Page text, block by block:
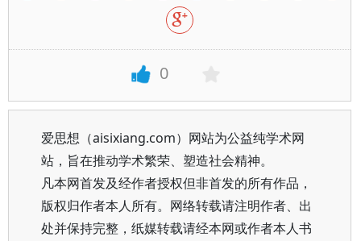
0
爱思想（aisixiang.com）网站为公益纯学术网
站，旨在推动学术繁荣、塑造社会精神。
凡本网首发及经作者授权但非首发的所有作品，
版权归作者本人所有。网络转载请注明作者、出
处并保持完整，纸媒转载请经本网或作者本人书